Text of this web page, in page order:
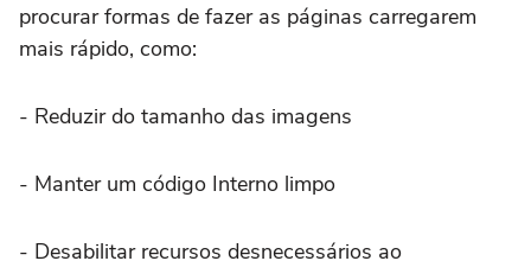
procurar formas de fazer as páginas carregarem
mais rápido, como:
- Reduzir do tamanho das imagens
- Manter um código Interno limpo
- Desabilitar recursos desnecessários ao